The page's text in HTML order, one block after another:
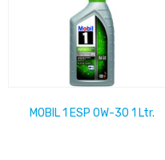
MOBIL 1 ESP 0W-30 1 Ltr.